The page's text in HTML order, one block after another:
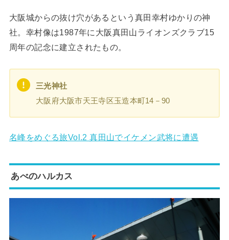
大阪城からの抜け穴があるという真田幸村ゆかりの神
社。幸村像は1987年に大阪真田山ライオンズクラブ15
周年の記念に建立されたもの。
三光神社
大阪府大阪市天王寺区玉造本町14－90
名峰をめぐる旅Vol.2 真田山でイケメン武将に遭遇
あべのハルカス